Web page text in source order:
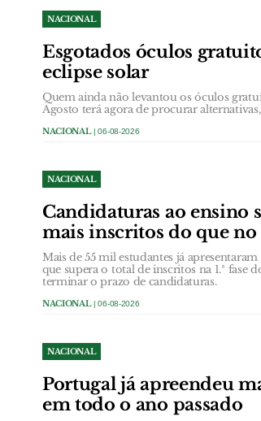
NACIONAL
Esgotados óculos
eclipse solar
Quem ainda não levantou os óculos
Agosto terá agora de procurar
NACIONAL| 06-08-2026
NACIONAL
Candidaturas ao
mais inscritos do que no
Mais de 55 mil estudantes já
que supera o total de inscritos na 1.ª fase
terminar o prazo de candidaturas.
NACIONAL| 06-08-2026
NACIONAL
Portugal já apreendeu
em todo o ano passado